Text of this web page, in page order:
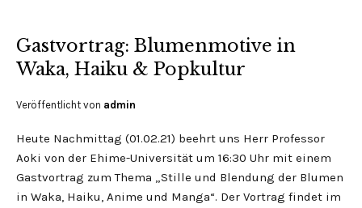
Gastvortrag: Blumenmotive in
Waka, Haiku & Popkultur
Veröffentlicht von admin
Heute Nachmittag (01.02.21) beehrt uns Herr Professor
Aoki von der Ehime-Universität um 16:30 Uhr mit einem
Gastvortrag zum Thema „Stille und Blendung der Blumen
in Waka, Haiku, Anime und Manga“. Der Vortrag findet im